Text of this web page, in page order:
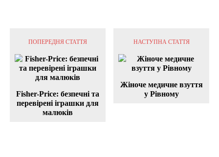
ПОПЕРЕДНЯ СТАТТЯ
Fisher-Price: безпечні та
перевірені іграшки для
малюків
НАСТУПНА СТАТТЯ
Жіноче медичне взуття
у Рівному